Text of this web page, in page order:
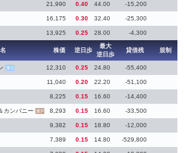
21,990 0.40 44.00 -15,200
16,175 0.30 32.40 -25,300
13,925 0.25 28.00 -4,300
株価 逆日歩
最大
逆日歩
貸借残 規制
東S 12,310 0.25 24.80 -55,400
11,040 0.20 22.20 -51,100
8,225 0.15 16.60 -14,400
カンパニー 東P 8,293 0.15 16.60 -33,500
9,382 0.15 18.80 -12,000
7,389 0.15 14.80 -529,800